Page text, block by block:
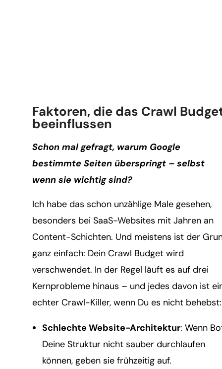
Faktoren, die das Crawl
beeinflussen
Schon mal gefragt, warum Google
bestimmte Seiten überspringt – selbst
wenn sie wichtig sind?
Ich habe das schon unzählige Male gesehen,
besonders bei SaaS-Websites mit Jahren an
Content-Schichten. Und meistens ist der
ganz einfach: Dein Crawl Budget wird
verschwendet. In der Regel läuft es auf drei
Kernprobleme hinaus – und jedes davon ist
echter Crawl-Killer, wenn Du es nicht behebst:
Schlechte Website-Architektur: Wenn
Deine Struktur nicht sauber durchlaufen
können, geben sie frühzeitig auf.